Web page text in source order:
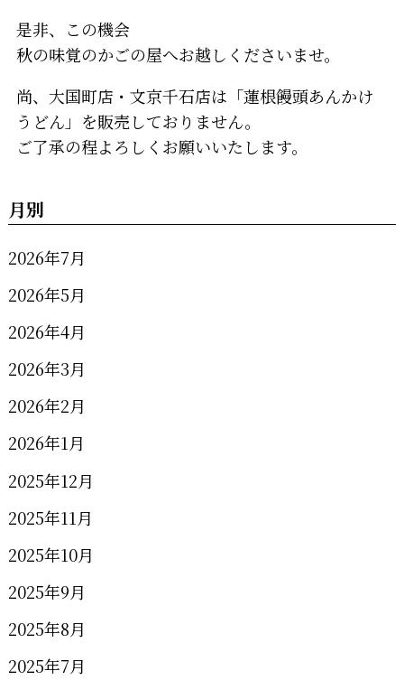
是非、この機会
秋の味覚のかごの屋へお越しくださいませ。
尚、大国町店・文京千石店は「蓮根饅頭あんかけ
うどん」を販売しておりません。
ご了承の程よろしくお願いいたします。
月別
2026年7月
2026年5月
2026年4月
2026年3月
2026年2月
2026年1月
2025年12月
2025年11月
2025年10月
2025年9月
2025年8月
2025年7月